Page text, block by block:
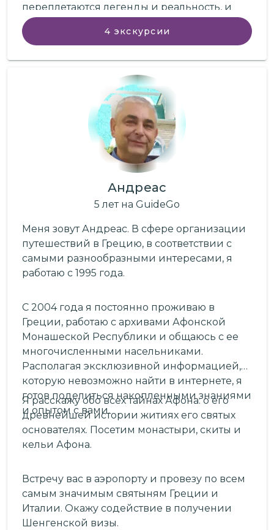
переплетаются легенды и реальность, и
сделаю всё, чтобы ваше знакомство с
Грецией стало ярким, глубоким и
4 экскурсии
Андреас
5 летна GuideGo
Меня зовут Андреас. В сфере организации
путешествий в Грецию, в соответствии с
самыми разнообразными интересами, я
работаю с 1995 года.
С 2004 года я постоянно проживаю в
Греции, работаю с архивами Афонской
Монашеской Республики и общаюсь с ее
многочисленными насельниками.
Располагая эксклюзивной информацией,
которую невозможно найти в интернете, я
готов поделиться накопленными знаниями
и опытом с вами.
Я расскажу обо всех тайнах Афона: о его
древнейшей истории житиях его святых
основателях. Посетим монастыри, скиты и
кельи Афона.
Встречу вас в аэропорту и провезу по всем
самым значимым святыням Греции и
Италии. Окажу содействие в получении
Шенгенской визы.